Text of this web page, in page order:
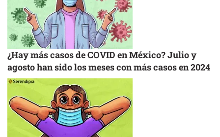
¿Hay más casos de COVID en México? Julio y
agosto han sido los meses con más casos en 2024